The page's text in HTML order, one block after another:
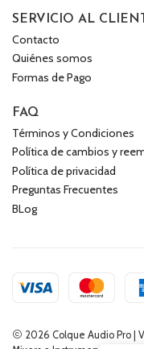
SERVICIO AL
Contacto
Quiénes somos
Formas de Pago
FAQ
Términos y Condiciones
Política de cambios y
Política de privacidad
Preguntas Frecuentes
BLog
2026 Colque Audio Pro |